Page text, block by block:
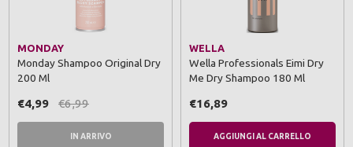
MONDAY
Monday Shampoo Original Dry
200 Ml
€4,99 €6,99
IN ARRIVO
WELLA
Wella Professionals Eimi Dry
Me Dry Shampoo 180 Ml
€16,89
AGGIUNGI AL CARRELLO